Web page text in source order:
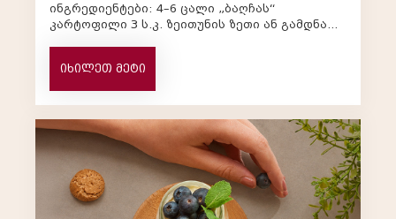
ინგრედიენტები: 4–6 ცალი „ბაღჩას“
კარტოფილი 3 ს.კ. ზეითუნის ზეთი ან გამდნარი
იხილეთ მეტი